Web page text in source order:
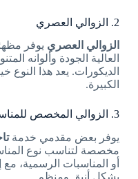
2. الزوالي العصري
الزوالي العصري يوفر
العالية الجودة وألوانه
الديكورات. يعد هذا النوع
الكبيرة.
3. الزوالي المخصص للمناسبات
يوفر بعض مقدمي خدمة
مخصصة لتناسب نوع
أو المناسبات الرسمية،